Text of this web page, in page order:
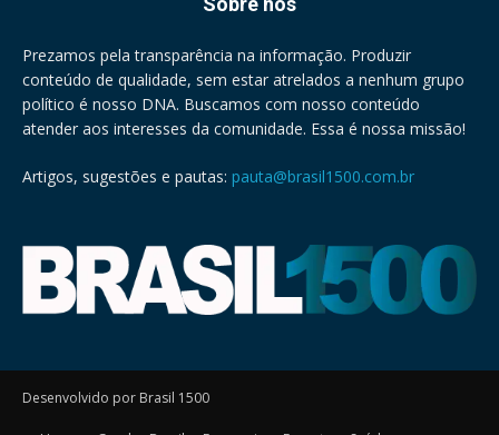
Prezamos pela transparência na informação. Produzir
conteúdo de qualidade, sem estar atrelados a nenhum grupo
político é nosso DNA. Buscamos com nosso conteúdo
atender aos interesses da comunidade. Essa é nossa missão!
Artigos, sugestões e pautas: pauta@brasil1500.com.br
Desenvolvido por Brasil 1500